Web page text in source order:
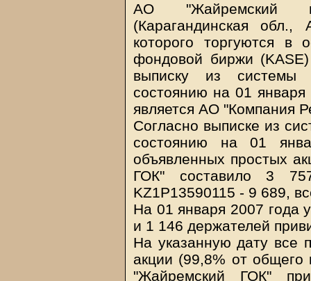
АО "Жайремский
(Карагандинская
которого торгуются в
фондовой биржи
выписку из системы
состоянию на 01 января
является АО "Компания
Согласно выписке из
состоянию на 01
объявленных простых
ГОК" составило 3
KZ1P13590115 - 9 689,
На 01 января 2007 года
и 1 146 держателей
На указанную дату все
акции (99,8% от
"Жайремский ГОК"